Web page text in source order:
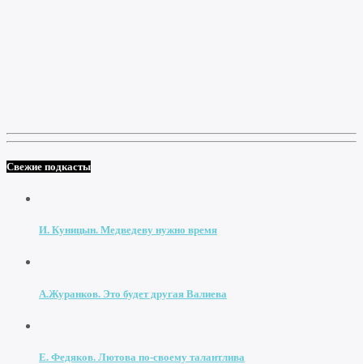
Свежие подкасты
И. Куницын. Медведеву нужно время
А.Журанков. Это будет другая Валиева
Е. Федяков. Лютова по-своему талантлива